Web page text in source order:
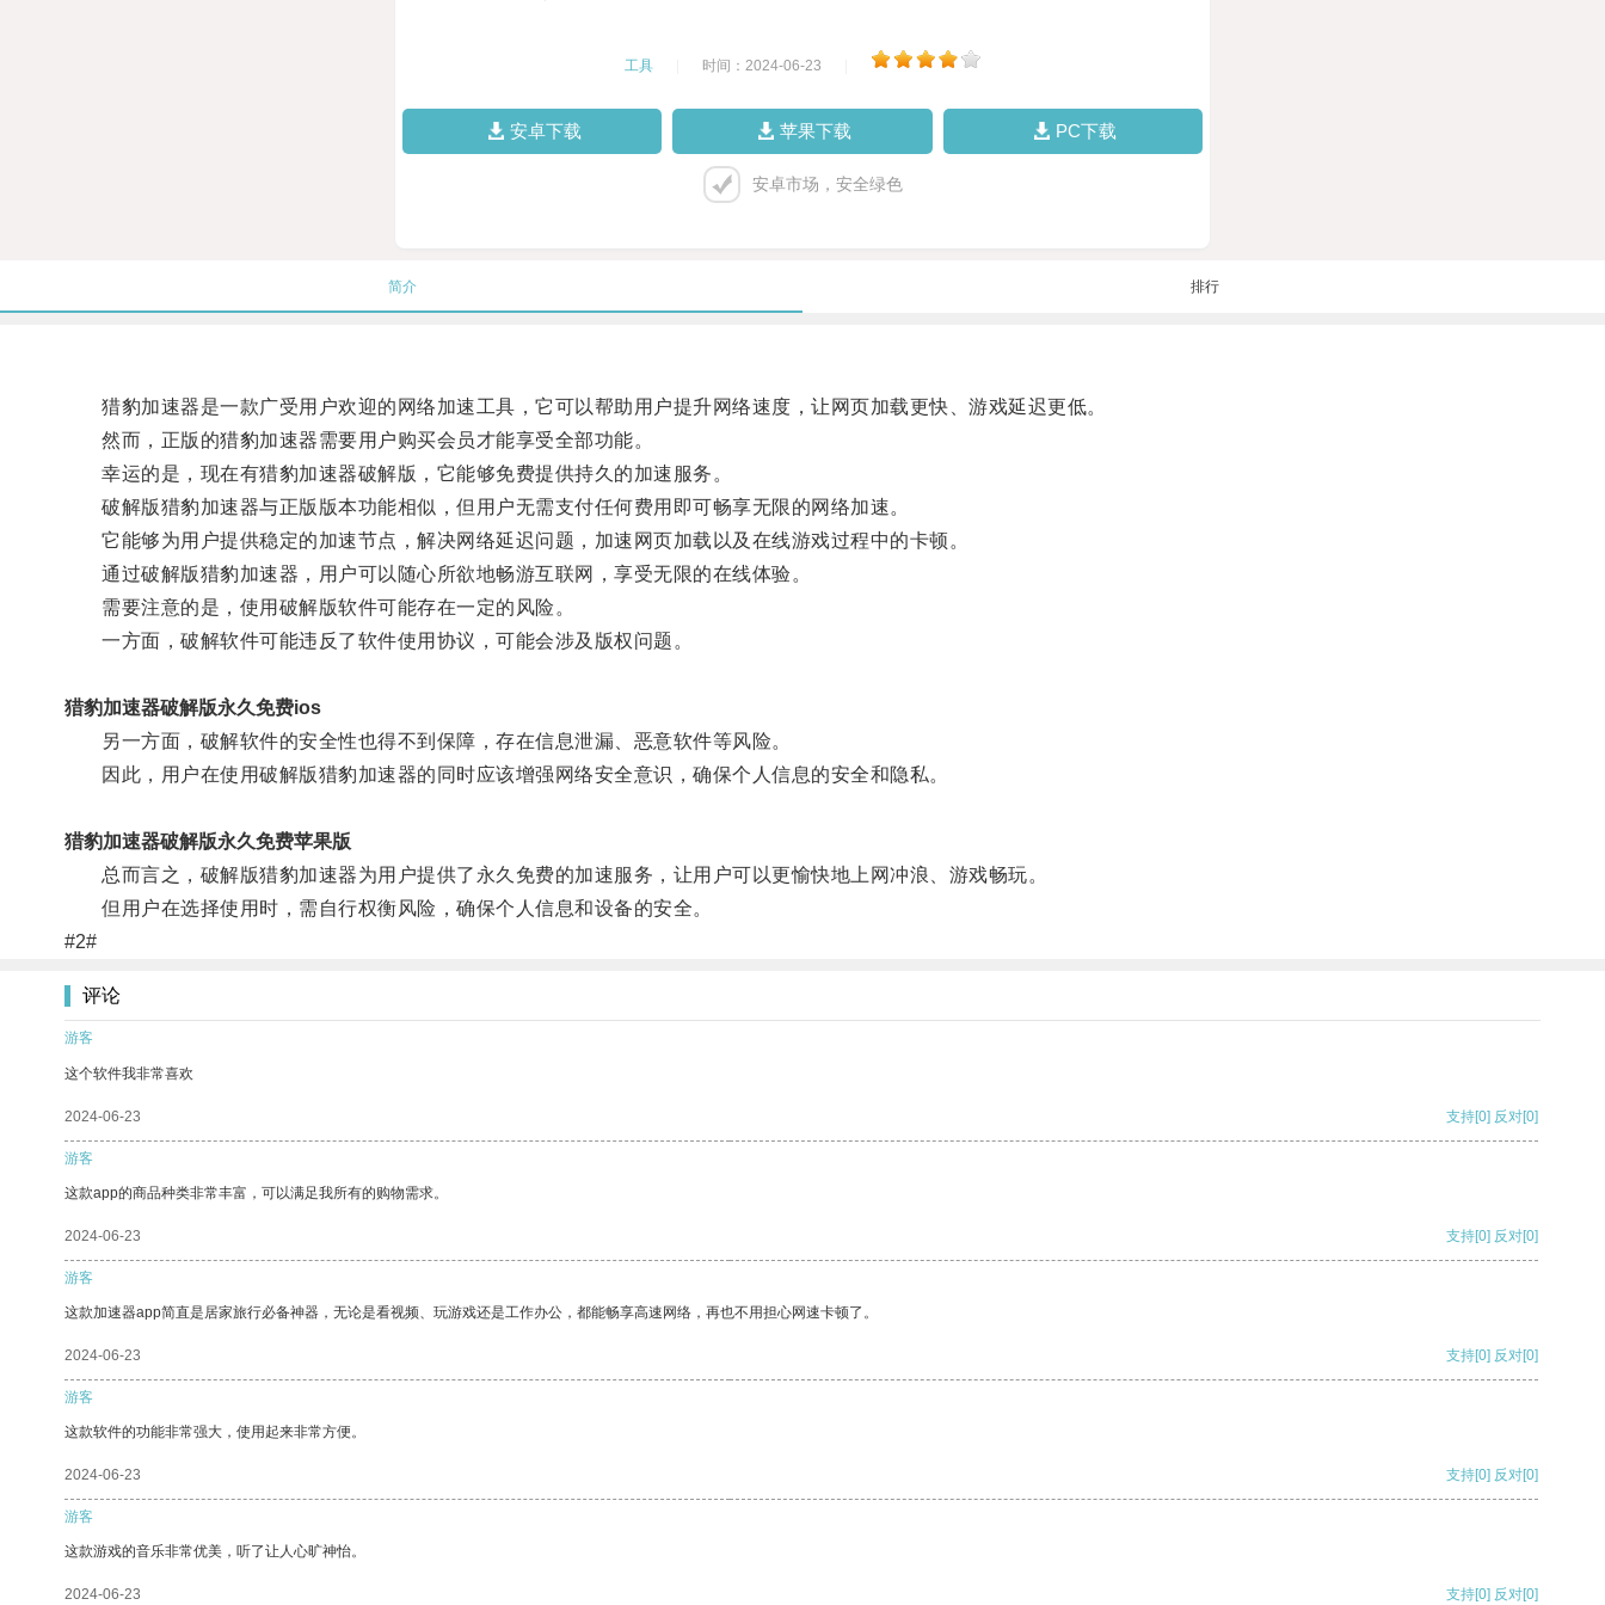
工具 时间：2024-06-23
安卓下载 苹果下载 PC下载
安卓市场，安全绿色
简介 排行
猎豹加速器是一款广受用户欢迎的网络加速工具，它可以帮助用户提升网络速度，让网页加载更快、游戏延迟更低。
然而，正版的猎豹加速器需要用户购买会员才能享受全部功能。
幸运的是，现在有猎豹加速器破解版，它能够免费提供持久的加速服务。
破解版猎豹加速器与正版版本功能相似，但用户无需支付任何费用即可畅享无限的网络加速。
它能够为用户提供稳定的加速节点，解决网络延迟问题，加速网页加载以及在线游戏过程中的卡顿。
通过破解版猎豹加速器，用户可以随心所欲地畅游互联网，享受无限的在线体验。
需要注意的是，使用破解版软件可能存在一定的风险。
一方面，破解软件可能违反了软件使用协议，可能会涉及版权问题。
猎豹加速器破解版永久免费ios
另一方面，破解软件的安全性也得不到保障，存在信息泄漏、恶意软件等风险。
因此，用户在使用破解版猎豹加速器的同时应该增强网络安全意识，确保个人信息的安全和隐私。
猎豹加速器破解版永久免费苹果版
总而言之，破解版猎豹加速器为用户提供了永久免费的加速服务，让用户可以更愉快地上网冲浪、游戏畅玩。
但用户在选择使用时，需自行权衡风险，确保个人信息和设备的安全。
#2#
评论
游客
这个软件我非常喜欢
2024-06-23 支持[0] 反对[0]
游客
这款app的商品种类非常丰富，可以满足我所有的购物需求。
2024-06-23 支持[0] 反对[0]
游客
这款加速器app简直是居家旅行必备神器，无论是看视频、玩游戏还是工作办公，都能畅享高速网络，再也不用担心网速卡顿了。
2024-06-23 支持[0] 反对[0]
游客
这款软件的功能非常强大，使用起来非常方便。
2024-06-23 支持[0] 反对[0]
游客
这款游戏的音乐非常优美，听了让人心旷神怡。
2024-06-23 支持[0] 反对[0]